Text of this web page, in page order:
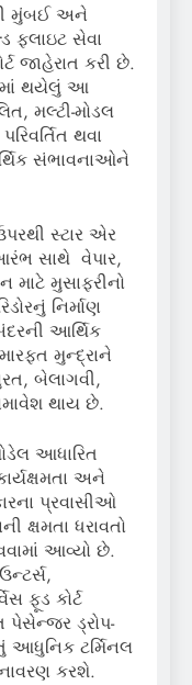
મુંબઈ અને
ફ્લાઇટ સેવા
જાહેરાત કરી છે.
થયેલું આ
મલ્ટી-મોડલ
થવા
સંભાવનાઓને
સ્ટાર એર
સાથે વેપાર,
માટે મુસાફરીનો
નિર્માણ
આર્થિક
મુન્દ્રાને
બેલાગવી,
થાય છે.
આધારિત
અને
પ્રવાસીઓ
ક્ષમતા ધરાવતો
આવ્યો છે.
ફૂડ કોર્ટ
પેસેન્જર ડ્રોપ-
ટર્મિનલ
કરશે.